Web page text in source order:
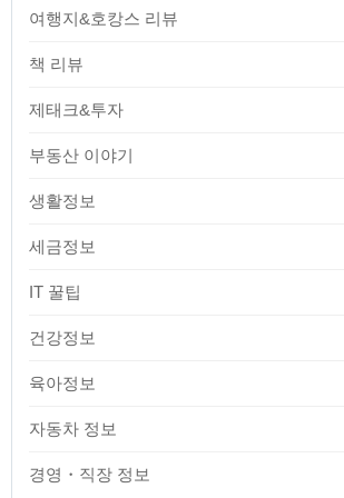
여행지&호캉스 리뷰
책 리뷰
제태크&투자
부동산 이야기
생활정보
세금정보
IT 꿀팁
건강정보
육아정보
자동차 정보
경영・직장 정보